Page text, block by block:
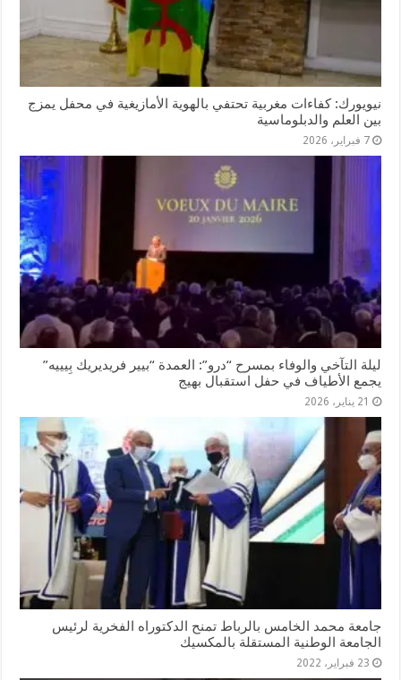
نيويورك: كفاءات مغربية تحتفي بالهوية الأمازيغية في محفل يمزج
بين العلم والدبلوماسية
7 فبراير، 2026
ليلة التآخي والوفاء بمسرح “درو”: العمدة “بيير فريديريك بِيييه”
يجمع الأطياف في حفل استقبال بهيج
21 يناير، 2026
جامعة محمد الخامس بالرباط تمنح الدكتوراه الفخرية لرئيس
الجامعة الوطنية المستقلة بالمكسيك
23 فبراير، 2022